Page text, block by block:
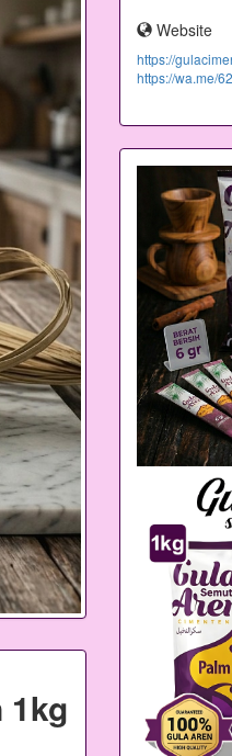
1kg
Website
https://
https://wa.me/